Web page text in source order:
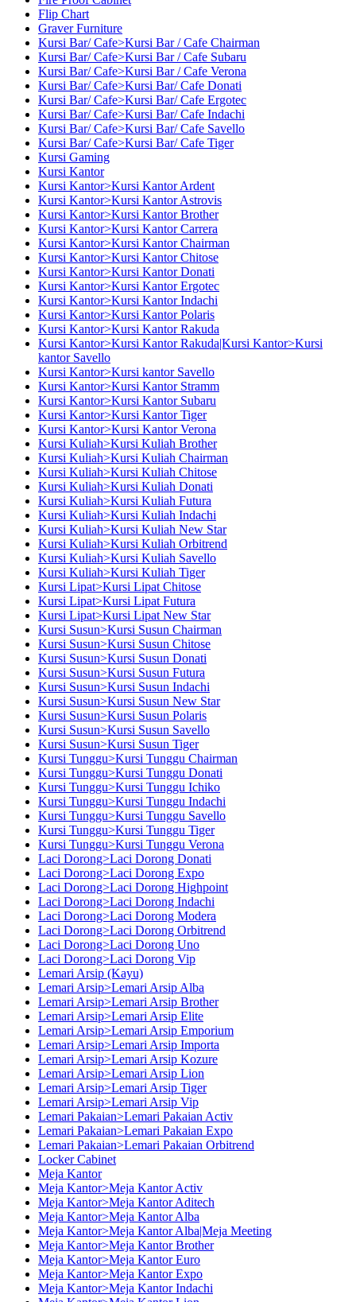
Flip Chart
Graver Furniture
Kursi Bar/ Cafe>Kursi Bar / Cafe Chairman
Kursi Bar/ Cafe>Kursi Bar / Cafe Subaru
Kursi Bar/ Cafe>Kursi Bar / Cafe Verona
Kursi Bar/ Cafe>Kursi Bar/ Cafe Donati
Kursi Bar/ Cafe>Kursi Bar/ Cafe Ergotec
Kursi Bar/ Cafe>Kursi Bar/ Cafe Indachi
Kursi Bar/ Cafe>Kursi Bar/ Cafe Savello
Kursi Bar/ Cafe>Kursi Bar/ Cafe Tiger
Kursi Gaming
Kursi Kantor
Kursi Kantor>Kursi Kantor Ardent
Kursi Kantor>Kursi Kantor Astrovis
Kursi Kantor>Kursi Kantor Brother
Kursi Kantor>Kursi Kantor Carrera
Kursi Kantor>Kursi Kantor Chairman
Kursi Kantor>Kursi Kantor Chitose
Kursi Kantor>Kursi Kantor Donati
Kursi Kantor>Kursi Kantor Ergotec
Kursi Kantor>Kursi Kantor Indachi
Kursi Kantor>Kursi Kantor Polaris
Kursi Kantor>Kursi Kantor Rakuda
Kursi Kantor>Kursi Kantor Rakuda|Kursi Kantor>Kursi
kantor Savello
Kursi Kantor>Kursi kantor Savello
Kursi Kantor>Kursi Kantor Stramm
Kursi Kantor>Kursi Kantor Subaru
Kursi Kantor>Kursi Kantor Tiger
Kursi Kantor>Kursi Kantor Verona
Kursi Kuliah>Kursi Kuliah Brother
Kursi Kuliah>Kursi Kuliah Chairman
Kursi Kuliah>Kursi Kuliah Chitose
Kursi Kuliah>Kursi Kuliah Donati
Kursi Kuliah>Kursi Kuliah Futura
Kursi Kuliah>Kursi Kuliah Indachi
Kursi Kuliah>Kursi Kuliah New Star
Kursi Kuliah>Kursi Kuliah Orbitrend
Kursi Kuliah>Kursi Kuliah Savello
Kursi Kuliah>Kursi Kuliah Tiger
Kursi Lipat>Kursi Lipat Chitose
Kursi Lipat>Kursi Lipat Futura
Kursi Lipat>Kursi Lipat New Star
Kursi Susun>Kursi Susun Chairman
Kursi Susun>Kursi Susun Chitose
Kursi Susun>Kursi Susun Donati
Kursi Susun>Kursi Susun Futura
Kursi Susun>Kursi Susun Indachi
Kursi Susun>Kursi Susun New Star
Kursi Susun>Kursi Susun Polaris
Kursi Susun>Kursi Susun Savello
Kursi Susun>Kursi Susun Tiger
Kursi Tunggu>Kursi Tunggu Chairman
Kursi Tunggu>Kursi Tunggu Donati
Kursi Tunggu>Kursi Tunggu Ichiko
Kursi Tunggu>Kursi Tunggu Indachi
Kursi Tunggu>Kursi Tunggu Savello
Kursi Tunggu>Kursi Tunggu Tiger
Kursi Tunggu>Kursi Tunggu Verona
Laci Dorong>Laci Dorong Donati
Laci Dorong>Laci Dorong Expo
Laci Dorong>Laci Dorong Highpoint
Laci Dorong>Laci Dorong Indachi
Laci Dorong>Laci Dorong Modera
Laci Dorong>Laci Dorong Orbitrend
Laci Dorong>Laci Dorong Uno
Laci Dorong>Laci Dorong Vip
Lemari Arsip (Kayu)
Lemari Arsip>Lemari Arsip Alba
Lemari Arsip>Lemari Arsip Brother
Lemari Arsip>Lemari Arsip Elite
Lemari Arsip>Lemari Arsip Emporium
Lemari Arsip>Lemari Arsip Importa
Lemari Arsip>Lemari Arsip Kozure
Lemari Arsip>Lemari Arsip Lion
Lemari Arsip>Lemari Arsip Tiger
Lemari Arsip>Lemari Arsip Vip
Lemari Pakaian>Lemari Pakaian Activ
Lemari Pakaian>Lemari Pakaian Expo
Lemari Pakaian>Lemari Pakaian Orbitrend
Locker Cabinet
Meja Kantor
Meja Kantor>Meja Kantor Activ
Meja Kantor>Meja Kantor Aditech
Meja Kantor>Meja Kantor Alba
Meja Kantor>Meja Kantor Alba|Meja Meeting
Meja Kantor>Meja Kantor Brother
Meja Kantor>Meja Kantor Euro
Meja Kantor>Meja Kantor Expo
Meja Kantor>Meja Kantor Indachi